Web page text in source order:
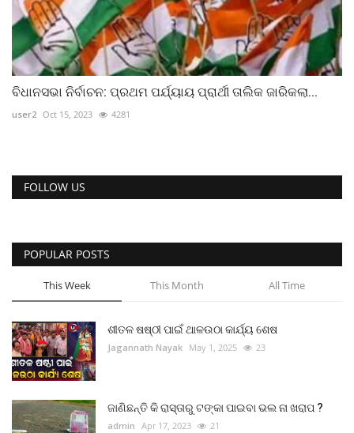
ବିଧାନସଭା ନିର୍ବାଚନ: ପ୍ରଥମ ପର୍ଯ୍ୟାୟ ପ୍ରାର୍ଥୀ ତାଲିକ ଜାରିକଲା...
user2 Oct 15, 2023 4281
FOLLOW US
POPULAR POSTS
This Week This Month All Time
ଶୀତଳ ଷଷ୍ଠୀ ପାଇଁ ଥାଳଉଠା କାର୍ଯ୍ୟ ଶେଷ
Jagannath Nayak May 1, 2025 23
ଜାଣିଛନ୍ତି କି ରାସ୍ତାରୁ ଟଙ୍କା ପାଇବା ଭଲ ନା ଖରାପ ?
admin Apr 17, 2023 21